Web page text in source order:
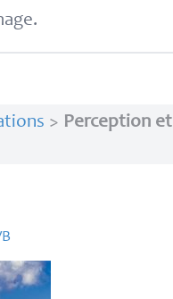
> Perception et